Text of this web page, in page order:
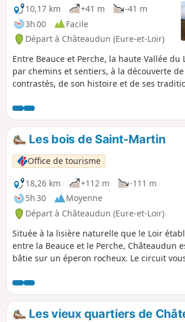
10,17 km
+41 m
-41 m
3h 00
Facile
Départ à Châteaudun (Eure-et-Loir)
Entre Beauce et Perche, la haute Vallée du
par chemins et sentiers, à la découverte de
contrastés, de son histoire et de ses
qui régnaient à Châteaudun à partir du
Les bois de Saint-Martin
Office de tourisme
18,26 km
+112 m
-111 m
5h 30
Moyenne
Départ à Châteaudun (Eure-et-Loir)
Située à la lisière naturelle que le Loir
entre la Beauce et le Perche, Châteaudun
bâtie sur un éperon rocheux. Le circuit
avant de partir vers le Bois de Saint-Martin
côté de Saint-Denis-les-Ponts.
Les vieux quartiers de